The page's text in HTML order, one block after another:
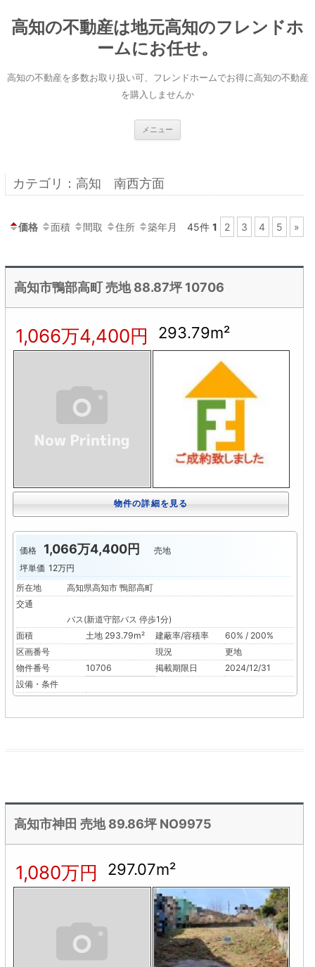
テ
ン
キ
ッ
高知の不動産は地元高知のフレンドホ
ームにお任せ。
高知の不動産を多数お取り扱い可、フレンドホームでお得に高知の不動産
を購入しませんか
メニュー
カテゴリ：高知 南西方面
価格 面積 間取 住所 築年月 45件1 2 3 4 5 »
高知市鴨部高町 売地 88.87坪 10706
1,066万4,400円 293.79m²
物件の詳細を見る
価格 1,066万4,400円
売地
坪単価 12万円
所在地
高知県高知市 鴨部高町
交通
バス(新道守部バス 停歩1分)
面積
土地 293.79m² 建蔽率/容積率
60% / 200%
区画番号
現況
更地
物件番号
10706 掲載期限日
2024/12/31
設備・条件
高知市神田 売地 89.86坪 NO9975
1,080万円 297.07m²